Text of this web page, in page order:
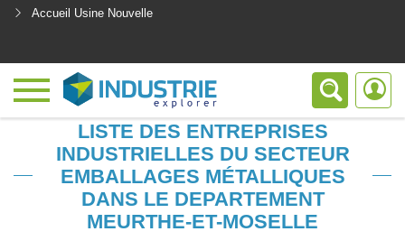
Accueil Usine Nouvelle
LISTE DES ENTREPRISES
INDUSTRIELLES DU SECTEUR
EMBALLAGES MÉTALLIQUES
DANS LE DEPARTEMENT
MEURTHE-ET-MOSELLE